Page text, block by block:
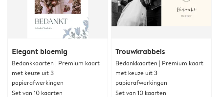
Elegant bloemig
Bedankkaarten | Premium kaart
met keuze uit 3
papierafwerkingen
Set van 10 kaarten
Trouwkrabbels
Bedankkaarten | Premium kaart
met keuze uit 3
papierafwerkingen
Set van 10 kaarten